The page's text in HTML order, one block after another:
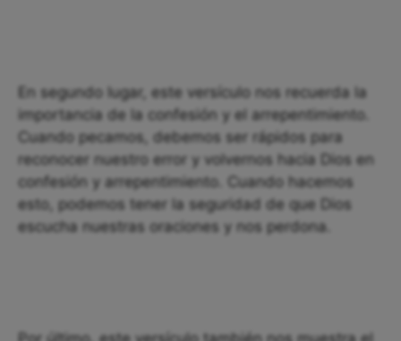
En segundo lugar, este versículo nos recuerda la
importancia de la confesión y el arrepentimiento.
Cuando pecamos, debemos ser rápidos para
reconocer nuestro error y volvernos hacia Dios en
confesión y arrepentimiento. Cuando hacemos
esto, podemos tener la seguridad de que Dios
escucha nuestras oraciones y nos perdona.